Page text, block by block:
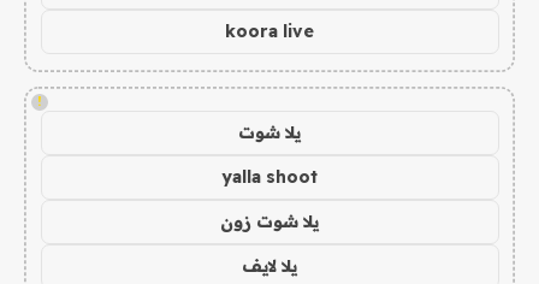
koora live
!
يلا شوت
yalla shoot
يلا شوت زون
يلا لايف